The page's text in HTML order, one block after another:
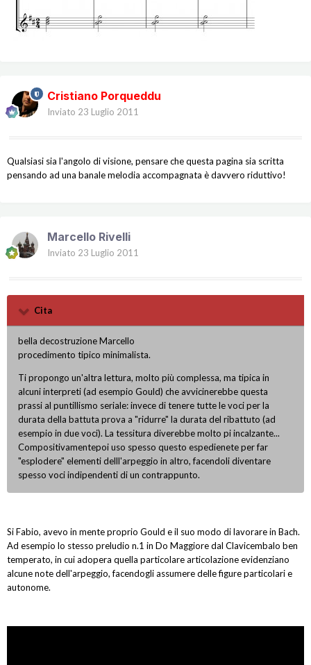
Cristiano Porqueddu
Inviato 23 Luglio 2011
Qualsiasi sia l'angolo di visione, pensare che questa pagina sia scritta
pensando ad una banale melodia accompagnata è davvero riduttivo!
Marcello Rivelli
Inviato 23 Luglio 2011
Cita
bella decostruzione Marcello
procedimento tipico minimalista.
Ti propongo un'altra lettura, molto più complessa, ma tipica in
alcuni interpreti (ad esempio Gould) che avvicinerebbe questa
prassi al puntillismo seriale: invece di tenere tutte le voci per la
durata della battuta prova a "ridurre" la durata del ribattuto (ad
esempio in due voci). La tessitura diverebbe molto pi incalzante...
Compositivamentepoi uso spesso questo espedienete per far
"esplodere" elementi delll'arpeggio in altro, facendoli diventare
spesso voci indipendenti di un contrappunto.
Si Fabio, avevo in mente proprio Gould e il suo modo di lavorare in Bach.
Ad esempio lo stesso preludio n.1 in Do Maggiore dal Clavicembalo ben
temperato, in cui adopera quella particolare articolazione evidenziano
alcune note dell'arpeggio, facendogli assumere delle figure particolari e
autonome.